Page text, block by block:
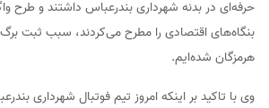
حرفه‌ای در بدنه شهرداری بندرعباس داشتند و طرح
بنگاه‌های اقتصادی را مطرح می‌کردند، سبب ثبت
هرمزگان شده‌ایم.
وی با تاکید بر اینکه امروز تیم فوتبال شهرداری